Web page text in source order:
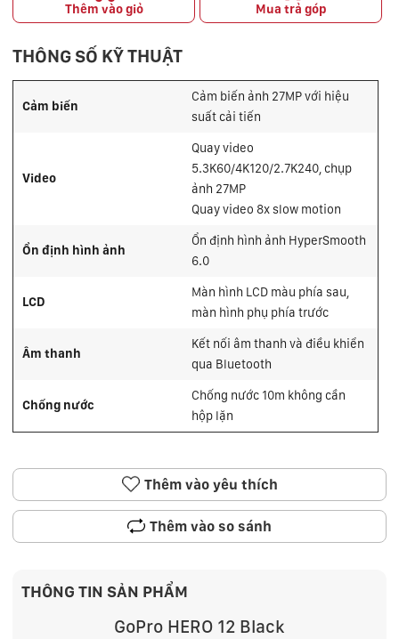
Thêm vào giỏ Mua trả góp
THÔNG SỐ KỸ THUẬT
Cảm biến
Cảm biến ảnh 27MP với hiệu
suất cải tiến
Video
Quay video
5.3K60/4K120/2.7K240, chụp
ảnh 27MP
Quay video 8x slow motion
Ổn định hình ảnh
Ổn định hình ảnh HyperSmooth
6.0
LCD
Màn hình LCD màu phía sau,
màn hình phụ phía trước
Âm thanh
Kết nối âm thanh và điều khiển
qua Bluetooth
Chống nước
Chống nước 10m không cần
hộp lặn
Thêm vào yêu thích
Thêm vào so sánh
THÔNG TIN SẢN PHẨM
GoPro HERO 12 Black